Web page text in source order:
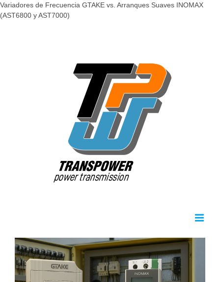
Variadores de Frecuencia GTAKE vs. Arranques Suaves INOMAX
(AST6800 y AST7000)
View
Larger
Image